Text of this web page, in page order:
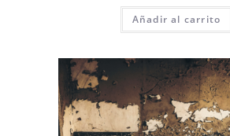
Añadir al carrito